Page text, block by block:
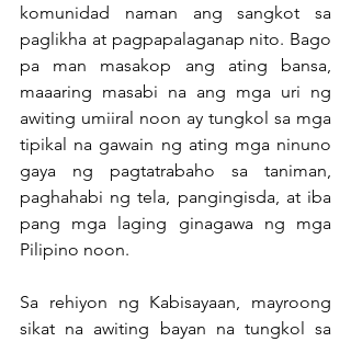
komunidad naman ang sangkot sa
paglikha at pagpapalaganap nito. Bago
pa man masakop ang ating bansa,
maaaring masabi na ang mga uri ng
awiting umiiral noon ay tungkol sa mga
tipikal na gawain ng ating mga ninuno
gaya ng pagtatrabaho sa taniman,
paghahabi ng tela, pangingisda, at iba
pang mga laging ginagawa ng mga
Pilipino noon.
Sa rehiyon ng Kabisayaan, mayroong
sikat na awiting bayan na tungkol sa